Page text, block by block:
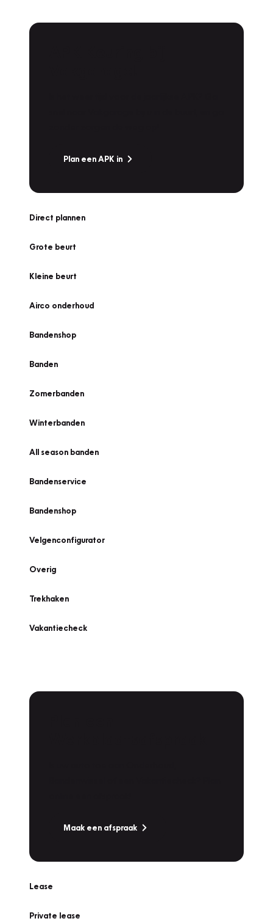
Plan een APK in
Direct plannen
Grote beurt
Kleine beurt
Airco onderhoud
Bandenshop
Banden
Zomerbanden
Winterbanden
All season banden
Bandenservice
Bandenshop
Velgenconfigurator
Overig
Trekhaken
Vakantiecheck
Maak een afspraak
Lease
Private lease